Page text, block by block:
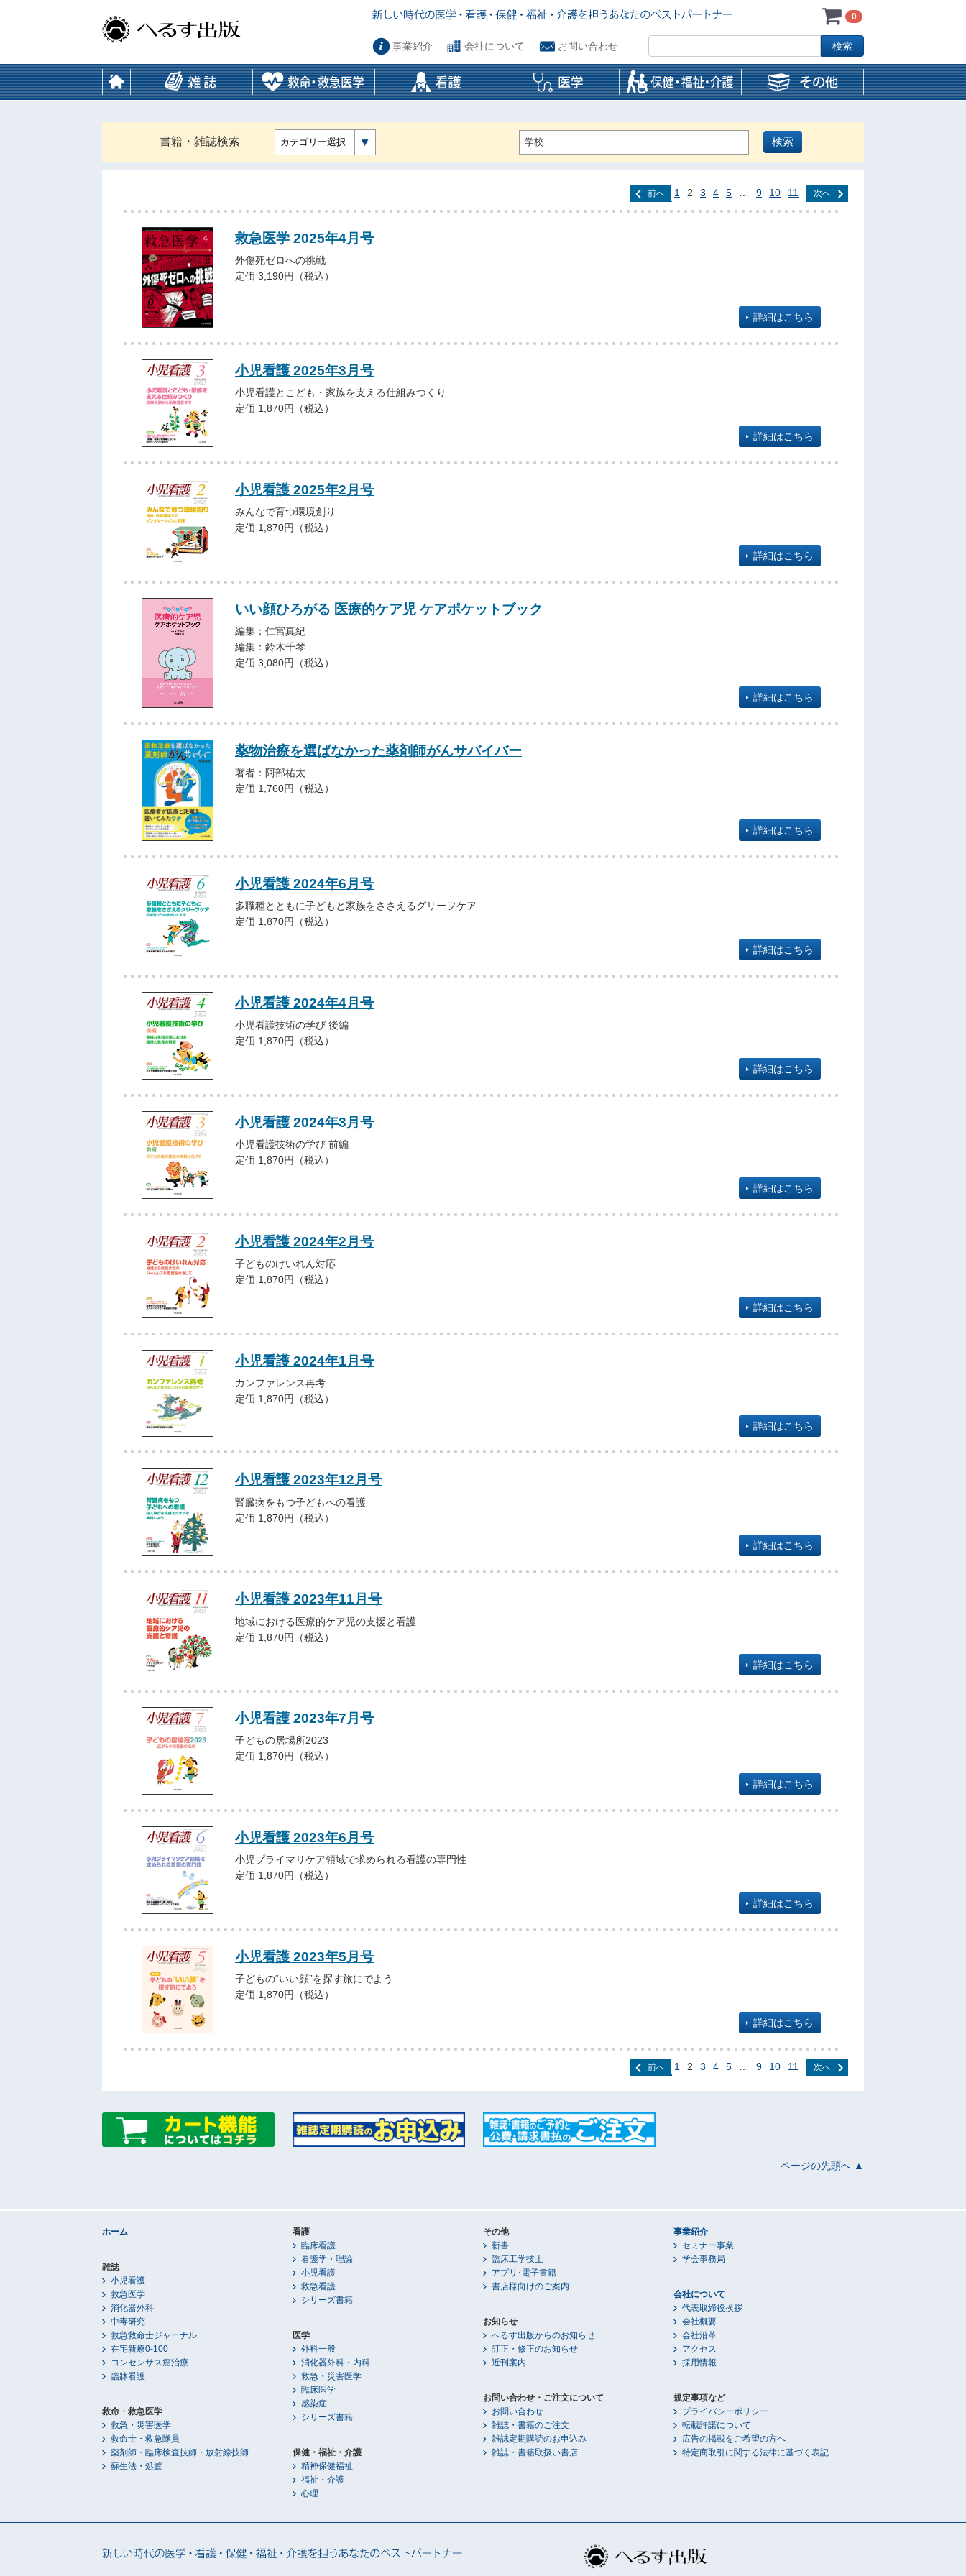
0
事業紹介 会社について お問い合わせ
書籍・雑誌検索 カテゴリー選択
前へ 1 2 3 4 5 9 10 11 次へ
救急医学 2025年4月号
外傷死ゼロへの挑戦
定価 3,190円（税込）
詳細はこちら
小児看護 2025年3月号
小児看護とこども・家族を支える仕組みつくり
定価 1,870円（税込）
詳細はこちら
小児看護 2025年2月号
みんなで育つ環境創り
定価 1,870円（税込）
詳細はこちら
いい顔ひろがる 医療的ケア児 ケアポケットブック
編集：仁宮真紀
編集：鈴木千琴
定価 3,080円（税込）
詳細はこちら
薬物治療を選ばなかった薬剤師がんサバイバー
著者：阿部祐太
定価 1,760円（税込）
詳細はこちら
小児看護 2024年6月号
多職種とともに子どもと家族をささえるグリーフケア
定価 1,870円（税込）
詳細はこちら
小児看護 2024年4月号
小児看護技術の学び 後編
定価 1,870円（税込）
詳細はこちら
小児看護 2024年3月号
小児看護技術の学び 前編
定価 1,870円（税込）
詳細はこちら
小児看護 2024年2月号
子どものけいれん対応
定価 1,870円（税込）
詳細はこちら
小児看護 2024年1月号
カンファレンス再考
定価 1,870円（税込）
詳細はこちら
小児看護 2023年12月号
腎臓病をもつ子どもへの看護
定価 1,870円（税込）
詳細はこちら
小児看護 2023年11月号
地域における医療的ケア児の支援と看護
定価 1,870円（税込）
詳細はこちら
小児看護 2023年7月号
子どもの居場所2023
定価 1,870円（税込）
詳細はこちら
小児看護 2023年6月号
小児プライマリケア領域で求められる看護の専門性
定価 1,870円（税込）
詳細はこちら
小児看護 2023年5月号
子どもの“いい顔”を探す旅にでよう
定価 1,870円（税込）
詳細はこちら
前へ 1 2 3 4 5 9 10 11 次へ
ページの先頭へ ▲
ホーム
雑誌
小児看護
救急医学
消化器外科
中毒研究
救急救命士ジャーナル
在宅新療0-100
コンセンサス癌治療
臨牀看護
救命・救急医学
救急・災害医学
救命士・救急隊員
薬剤師・臨床検査技師・放射線技師
蘇生法・処置
看護
臨床看護
看護学・理論
小児看護
救急看護
シリーズ書籍
医学
外科一般
消化器外科・内科
救急・災害医学
臨床医学
感染症
シリーズ書籍
保健・福祉・介護
精神保健福祉
福祉・介護
心理
その他
新書
臨床工学技士
アプリ･電子書籍
書店様向けのご案内
お知らせ
へるす出版からのお知らせ
訂正・修正のお知らせ
近刊案内
お問い合わせ・ご注文について
お問い合わせ
雑誌・書籍のご注文
雑誌定期購読のお申込み
雑誌・書籍取扱い書店
事業紹介
セミナー事業
学会事務局
会社について
代表取締役挨拶
会社概要
会社沿革
アクセス
採用情報
規定事項など
プライバシーポリシー
転載許諾について
広告の掲載をご希望の方へ
特定商取引に関する法律に基づく表記